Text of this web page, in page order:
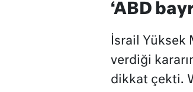
‘ABD
İsrail Yüksek
verdiği
dikkat çekti.